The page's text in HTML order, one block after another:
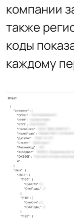
компании
также
коды
каждому